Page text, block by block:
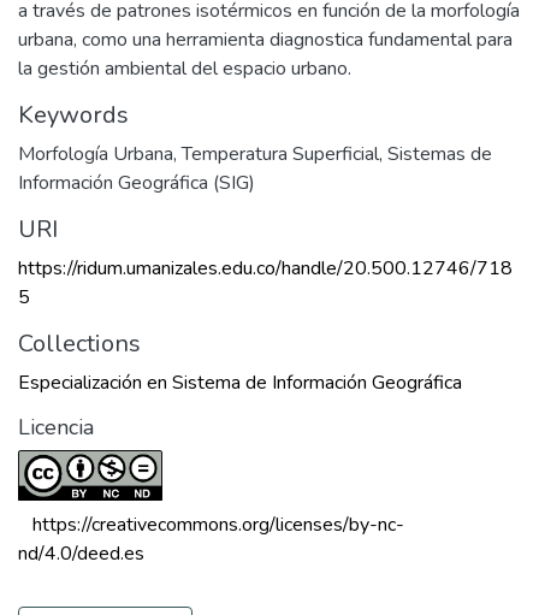
a través de patrones isotérmicos en función de la morfología
urbana, como una herramienta diagnostica fundamental para
la gestión ambiental del espacio urbano.
Keywords
Morfología Urbana,Temperatura Superficial, Sistemas de
Información Geográfica (SIG)
URI
https://ridum.umanizales.edu.co/handle/20.500.12746/718
5
Collections
Especialización en Sistema de Información Geográfica
Licencia
https://creativecommons.org/licenses/by-nc-
nd/4.0/deed.es